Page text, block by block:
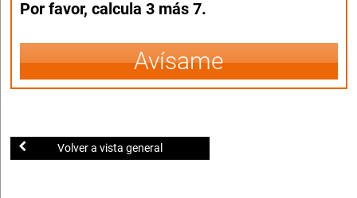
Por favor, calcula 3 más 7.
Avísame
Volver a vista general